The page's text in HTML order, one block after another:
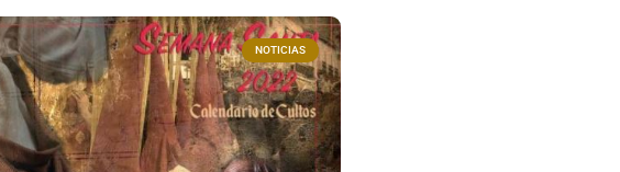
NOTICIAS